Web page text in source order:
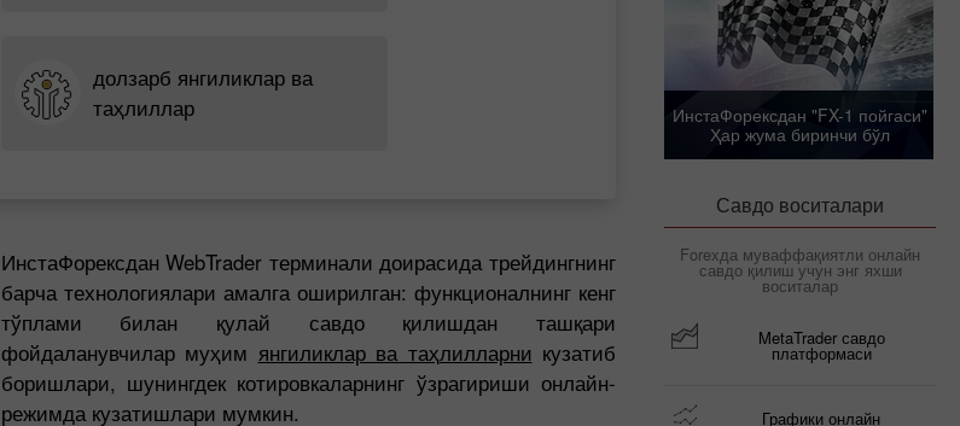
долзарб янгиликлар ва
таҳлиллар
ИнстаФорексдан WebTrader терминали доирасида трейдингнинг
барча технологиялари амалга оширилган: функционалнинг кенг
тўплами билан қулай савдо қилишдан ташқари
фойдаланувчилар муҳим янгиликлар ва таҳлилларни кузатиб
боришлари, шунингдек котировкаларнинг ўзрагириши онлайн-
режимда кузатишлари мумкин.
ИнстаФорексдан "FX-1 пойгаси"
Ҳар жума биринчи бўл
Савдо воситалари
Forexда муваффақиятли онлайн
савдо қилиш учун энг яхши
воситалар
MetaTrader савдо
платформаси
Графики онлайн